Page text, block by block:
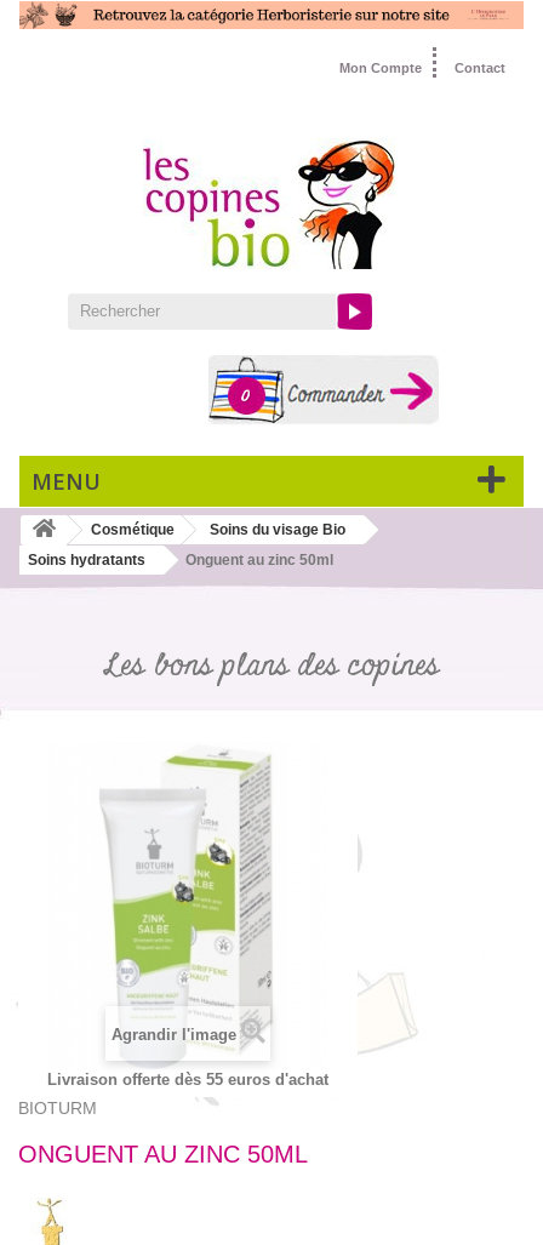
Contact
Mon Compte
0
MENU
Cosmétique
Soins du visage Bio
Soins hydratants
Onguent au zinc 50ml
Les bons plans des copines
Agrandir l'image
Livraison offerte dès 55 euros d'achat
BIOTURM
ONGUENT AU ZINC 50ML